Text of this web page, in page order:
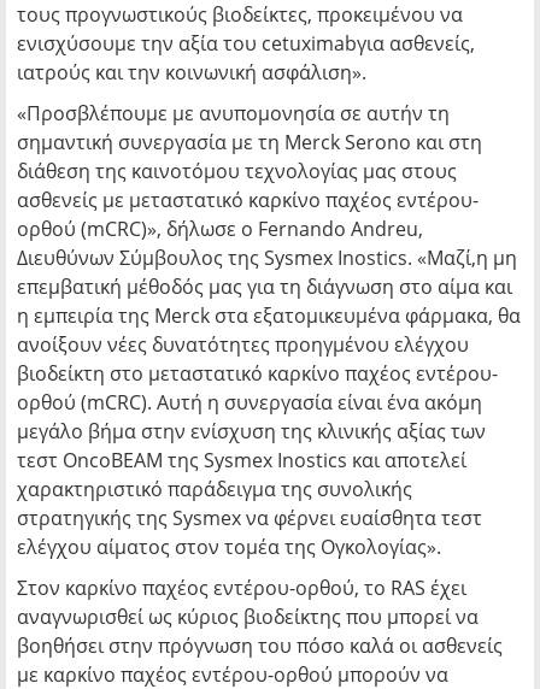
τους προγνωστικούς βιοδείκτες, προκειμένου να
ενισχύσουμε την αξία του cetuximabγια ασθενείς,
ιατρούς και την κοινωνική ασφάλιση».
«Προσβλέπουμε με ανυπομονησία σε αυτήν τη
σημαντική συνεργασία με τη Merck Serono και στη
διάθεση της καινοτόμου τεχνολογίας μας στους
ασθενείς με μεταστατικό καρκίνο παχέος εντέρου-
ορθού (mCRC)», δήλωσε ο Fernando Andreu,
Διευθύνων Σύμβουλος της Sysmex Inostics. «Μαζί,η μη
επεμβατική μέθοδός μας για τη διάγνωση στο αίμα και
η εμπειρία της Merck στα εξατομικευμένα φάρμακα, θα
ανοίξουν νέες δυνατότητες προηγμένου ελέγχου
βιοδείκτη στο μεταστατικό καρκίνο παχέος εντέρου-
ορθού (mCRC). Αυτή η συνεργασία είναι ένα ακόμη
μεγάλο βήμα στην ενίσχυση της κλινικής αξίας των
τεστ OncoBEAM της Sysmex Inostics και αποτελεί
χαρακτηριστικό παράδειγμα της συνολικής
στρατηγικής της Sysmex να φέρνει ευαίσθητα τεστ
ελέγχου αίματος στον τομέα της Ογκολογίας».
Στον καρκίνο παχέος εντέρου-ορθού, το RAS έχει
αναγνωρισθεί ως κύριος βιοδείκτης που μπορεί να
βοηθήσει στην πρόγνωση του πόσο καλά οι ασθενείς
με καρκίνο παχέος εντέρου-ορθού μπορούν να